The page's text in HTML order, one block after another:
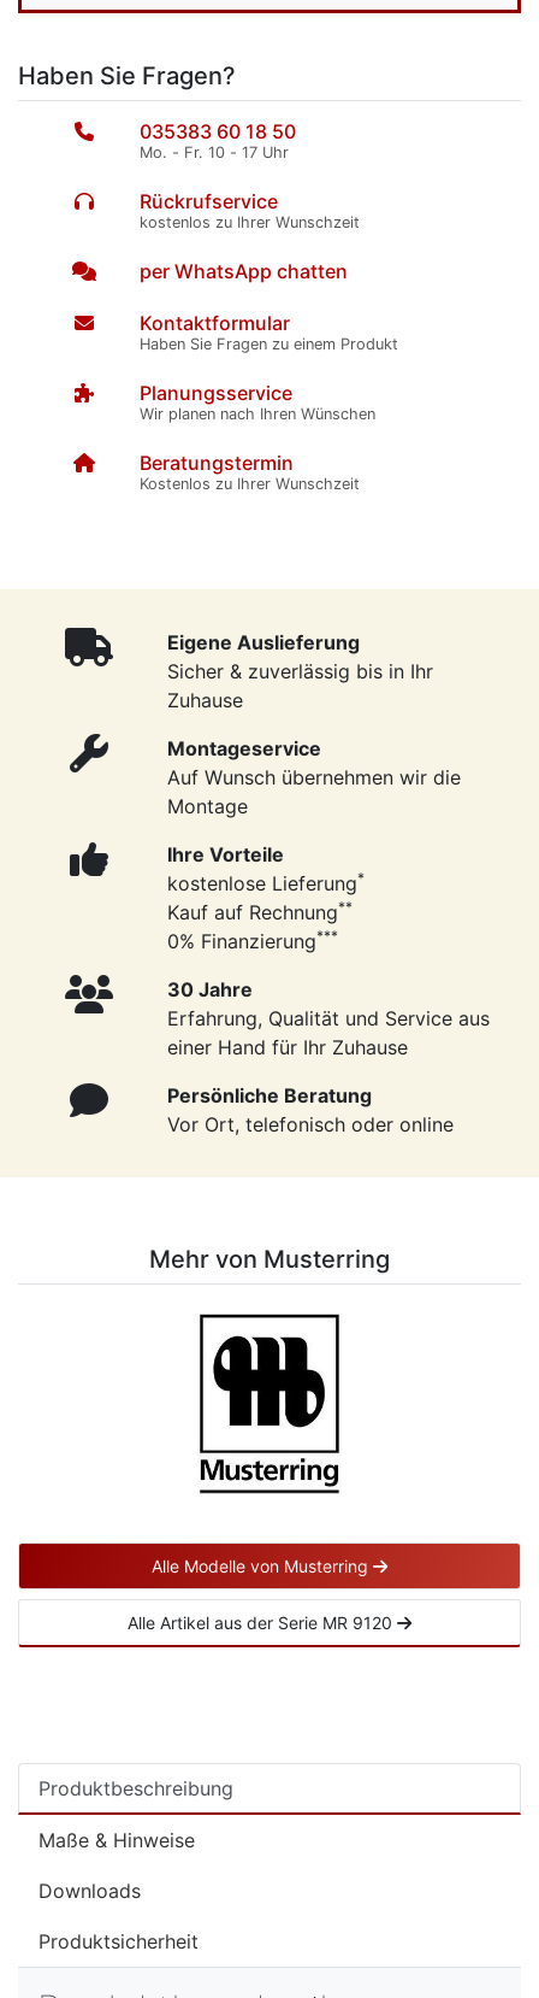
Haben Sie Fragen?
035383 60 18 50
Mo. - Fr. 10 - 17 Uhr
Rückrufservice
kostenlos zu Ihrer Wunschzeit
per WhatsApp chatten
Kontaktformular
Haben Sie Fragen zu einem Produkt
Planungsservice
Wir planen nach Ihren Wünschen
Beratungstermin
Kostenlos zu Ihrer Wunschzeit
Eigene Auslieferung
Sicher & zuverlässig bis in Ihr
Zuhause
Montageservice
Auf Wunsch übernehmen wir die
Montage
Ihre Vorteile
kostenlose Lieferung*
Kauf auf Rechnung**
0% Finanzierung***
30 Jahre
Erfahrung, Qualität und Service aus
einer Hand für Ihr Zuhause
Persönliche Beratung
Vor Ort, telefonisch oder online
Mehr von Musterring
Alle Modelle von Musterring
Alle Artikel aus der Serie MR 9120
Produktbeschreibung
Maße & Hinweise
Downloads
Produktsicherheit